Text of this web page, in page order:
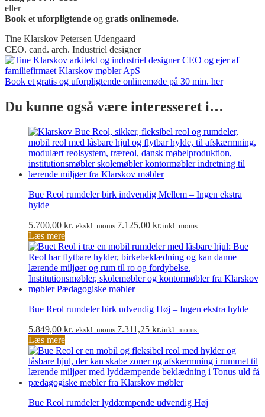
eller
Book et uforpligtende og gratis onlinemøde.
Tine Klarskov Petersen Udengaard
CEO. cand. arch. Industriel designer
Book et gratis og uforpligtende onlinemøde på 30 min. her
Du kunne også være interesseret i…
Bue Reol rumdeler birk indvendig Mellem – Ingen ekstra
hylde
5.700,00 kr. ekskl. moms.7.125,00 kr.inkl. moms.
Læs mere
Bue Reol rumdeler birk udvendig Høj – Ingen ekstra hylde
5.849,00 kr. ekskl. moms.7.311,25 kr.inkl. moms.
Læs mere
Bue Reol rumdeler lyddæmpende udvendig Høj